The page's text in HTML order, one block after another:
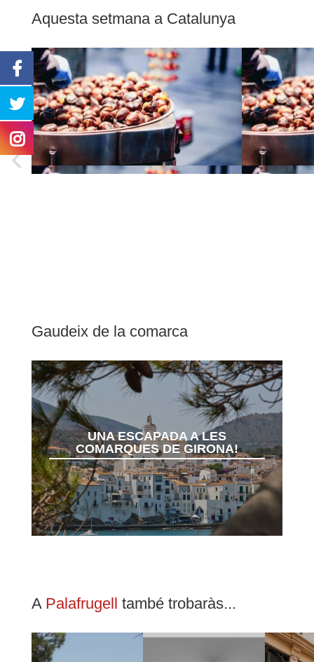
Aquesta setmana a Catalunya
‹
Gaudeix de la comarca
UNA ESCAPADA A LES
COMARQUES DE GIRONA!
A Palafrugell també trobaràs...